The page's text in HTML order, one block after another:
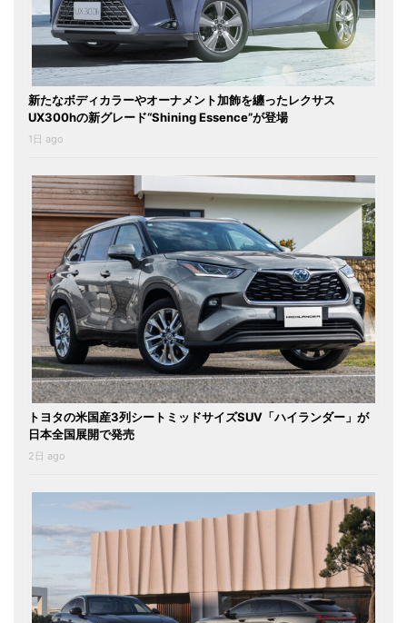
新たなボディカラーやオーナメント加飾を纏ったレクサス
UX300hの新グレード“Shining Essence”が登場
1日 ago
トヨタの米国産3列シートミッドサイズSUV「ハイランダー」が
日本全国展開で発売
2日 ago